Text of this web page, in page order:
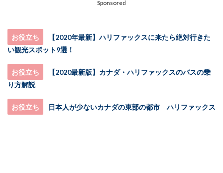
Sponsored
お役立ち
【2020年最新】ハリファックスに来たら絶対行きた
い観光スポット9選！
お役立ち
【2020最新版】カナダ・ハリファックスのバスの乗
り方解説
お役立ち 日本人が少ないカナダの東部の都市 ハリファックス